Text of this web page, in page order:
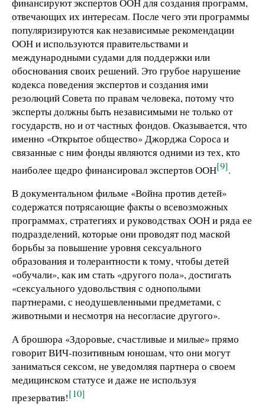
отвечающих их интересам. После чего эти программы
популяризируются как независимые рекомендации
ООН и используются правительствами и
международными судами для поддержки или
обоснования своих решений. Это грубое нарушение
кодекса поведения экспертов и создания ими
резолюций Совета по правам человека, потому что
эксперты должны быть независимыми не только от
государств, но и от частных фондов. Оказывается, что
именно «Открытое общество» Джорджа Сороса и
связанные с ним фонды являются одними из тех, кто
наиболее щедро финансировал экспертов ООН[9].
В документальном фильме «Война против детей»
содержатся потрясающие факты о всевозможных
программах, стратегиях и руководствах ООН и ряда ее
подразделений, которые они проводят под маской
борьбы за повышение уровня сексуального
образования и толерантности к тому, чтобы детей
«обучали», как им стать «другого пола», достигать
«сексуального удовольствия с однополыми
партнерами, с неодушевленными предметами, с
животными и несмотря на несогласие другого».
А брошюра «Здоровые, счастливые и милые» прямо
говорит ВИЧ-позитивным юношам, что они могут
заниматься сексом, не уведомляя партнера о своем
медицинском статусе и даже не используя
презерватив![10]